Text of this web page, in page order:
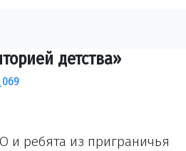
детства»
и ребята из приграничья